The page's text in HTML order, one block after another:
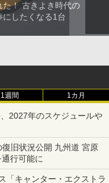
！ 古きよき時代の
したくなる1台
1週間 1カ月
2027年のスケジュールや
旧状況公開 九州道 宮原
行可能に
「キャンター・エクストラ